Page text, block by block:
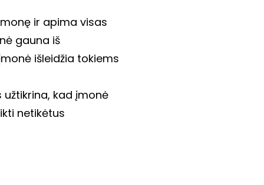
ir apima visas
gauna iš
išleidžia tokiems
kad įmonė
netikėtus